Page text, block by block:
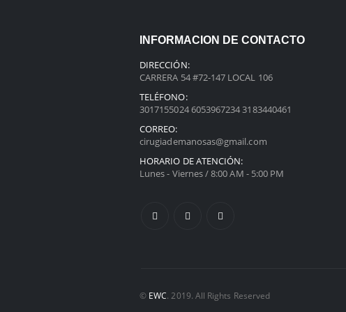
INFORMACION DE CONTACTO
DIRECCIÓN:
CARRERA 54 #72-147 LOCAL 106
TELÉFONO:
3017155024 6053967234 3183440461
CORREO:
cirugiademanosas@gmail.com
HORARIO DE ATENCIÓN:
Lunes - Viernes / 8:00 AM - 5:00 PM
© EWC. 2019. All Rights Reserved